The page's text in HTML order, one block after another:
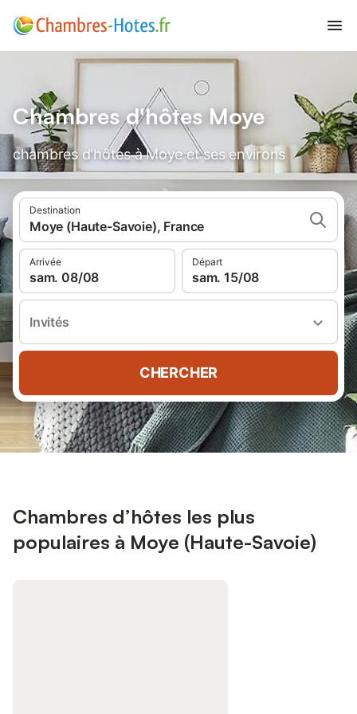
Chambres d'hôtes Moye
chambres d'hôtes à Moye et ses environs
Destination
Moye (Haute-Savoie), France
Arrivée
sam. 08/08
Départ
sam. 15/08
Invités
CHERCHER
Chambres d’hôtes les plus
populaires à Moye (Haute-Savoie)